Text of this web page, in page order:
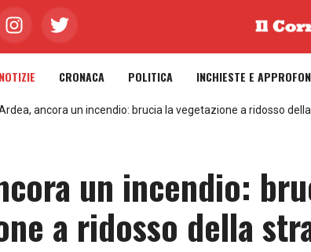
CRONACA POLITICA INCHIESTE E
ancora un incendio: brucia la vegetazione a ridosso
un incendio:
a ridosso della